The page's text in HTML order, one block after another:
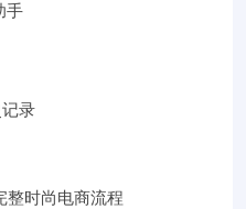
手
录
整时尚电商流程